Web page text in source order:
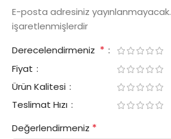
E-posta adresiniz yayınlanmayacak.
işaretlenmişlerdir
Derecelendirmeniz *
Fiyat
Ürün Kalitesi
Teslimat Hızı
Değerlendirmeniz *